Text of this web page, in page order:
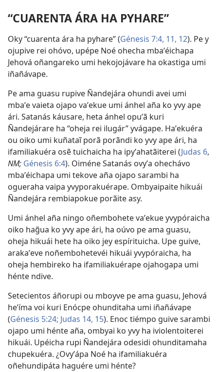
“CUARENTA ÁRA HA PYHARE”
Oky “cuarenta ára ha pyhare” (Génesis 7:4, 11, 12). Pe y
ojupive rei ohóvo, upépe Noé ohecha mbaʼéichapa
Jehová oñangareko umi hekojojávare ha okastiga umi
iñañávape.
Pe ama guasu rupive Ñandejára ohundi avei umi
mbaʼe vaieta ojapo vaʼekue umi ánhel aña ko yvy ape
ári. Satanás káusare, heta ánhel opuʼã kuri
Ñandejárare ha “oheja rei ilugár” yvágape. Haʼekuéra
ou oiko umi kuñataĩ porã porãndi ko yvy ape ári, ha
ifamiliakuéra osẽ tuichaicha ha ipyʼahatãiterei (Judas 6,
NM; Génesis 6:4). Oiméne Satanás ovyʼa ohechávo
mbaʼéichapa umi tekove aña ojapo sarambi ha
ogueraha vaipa yvyporakuérape. Ombyaipaite hikuái
Ñandejára rembiapokue porãite asy.
Umi ánhel aña ningo oñembohete vaʼekue yvypóraicha
oiko hag̃ua ko yvy ape ári, ha oúvo pe ama guasu,
oheja hikuái hete ha oiko jey espírituicha. Upe guive,
arakaʼeve noñembohetevéi hikuái yvypóraicha, ha
oheja hembireko ha ifamiliakuérape ojahogapa umi
hénte ndive.
Setecientos áñorupi ou mboyve pe ama guasu, Jehová
heʼíma voi kuri Enócpe ohunditaha umi iñañávape
(Génesis 5:24; Judas 14, 15). Enoc tiémpo guive sarambi
ojapo umi hénte aña, ombyai ko yvy ha iviolentoiterei
hikuái. Upéicha rupi Ñandejára odesidi ohunditamaha
chupekuéra. ¿Ovyʼápa Noé ha ifamiliakuéra
oñehundipáta haguére umi hénte?